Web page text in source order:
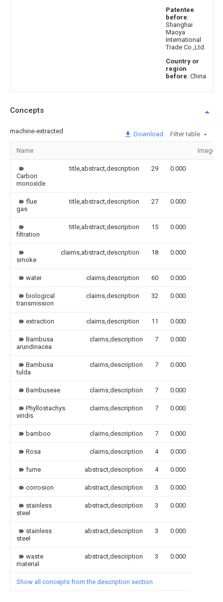
Patentee
before:
Shanghai
Maoya
International
Trade Co.,Ltd.
Country or
region
before: China
Concepts
machine-extracted Download Filter table
Name Image
Carbon
monoxide
title,abstract,description 29 0.000
flue
gas
title,abstract,description 27 0.000
filtration
title,abstract,description 15 0.000
smoke
claims,abstract,description 18 0.000
water claims,description 60 0.000
biological
transmission
claims,description 32 0.000
extraction claims,description 11 0.000
Bambusa
arundinacea
claims,description 7 0.000
Bambusa
tulda
claims,description 7 0.000
Bambuseae claims,description 7 0.000
Phyllostachys
viridis
claims,description 7 0.000
bamboo claims,description 7 0.000
Rosa claims,description 4 0.000
fume abstract,description 4 0.000
corrosion abstract,description 3 0.000
stainless
steel
abstract,description 3 0.000
stainless
steel
abstract,description 3 0.000
waste
material
abstract,description 3 0.000
Show all concepts from the description section